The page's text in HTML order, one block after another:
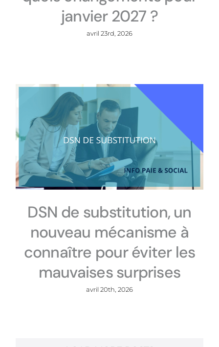
janvier 2027 ?
avril 23rd, 2026
DSN de substitution, un
nouveau mécanisme à
connaître pour éviter les
mauvaises surprises
avril 20th, 2026